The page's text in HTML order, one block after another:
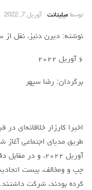
بین المللی
بحران امپریالیسم
نبرد کارگری
زنان
توسط میلیتانت · آوریل 7, 2022
نوشته: دیرن دنیز، نقل از
۶ آوریل ۲۰۲۲
برگردان: رضا سپهر
اخیرا کارزار خلاقانه‌ای
طریق مدیای اجتماعی آغاز
آوریل ۲۰۲۲، و
چپ و ومخالف، بیست
کرده بودند، شرکت داشتند. بیش از ۱۰۰۰۰ نفر به این